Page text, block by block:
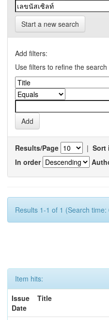
Start a new search
Add filters:
Use filters to refine the search
Results/Page | Sort
In order
Results 1-1 of 1 (Search
Item hits:
Issue
Date
Title